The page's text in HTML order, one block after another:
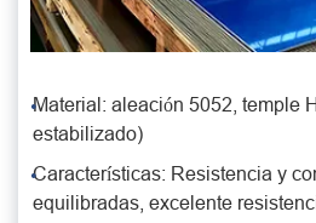
Material: aleación 5052, temple
estabilizado)
Características: Resistencia y
equilibradas, excelente